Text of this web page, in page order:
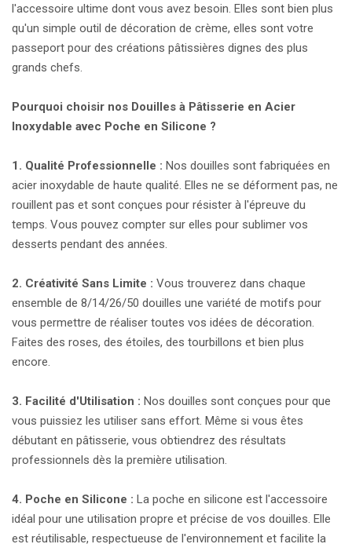
l'accessoire ultime dont vous avez besoin. Elles sont bien plus
qu'un simple outil de décoration de crème, elles sont votre
passeport pour des créations pâtissières dignes des plus
grands chefs.
Pourquoi choisir nos Douilles à Pâtisserie en Acier
Inoxydable avec Poche en Silicone ?
1. Qualité Professionnelle : Nos douilles sont fabriquées en
acier inoxydable de haute qualité. Elles ne se déforment pas, ne
rouillent pas et sont conçues pour résister à l'épreuve du
temps. Vous pouvez compter sur elles pour sublimer vos
desserts pendant des années.
2. Créativité Sans Limite : Vous trouverez dans chaque
ensemble de 8/14/26/50 douilles une variété de motifs pour
vous permettre de réaliser toutes vos idées de décoration.
Faites des roses, des étoiles, des tourbillons et bien plus
encore.
3. Facilité d'Utilisation : Nos douilles sont conçues pour que
vous puissiez les utiliser sans effort. Même si vous êtes
débutant en pâtisserie, vous obtiendrez des résultats
professionnels dès la première utilisation.
4. Poche en Silicone : La poche en silicone est l'accessoire
idéal pour une utilisation propre et précise de vos douilles. Elle
est réutilisable, respectueuse de l'environnement et facilite la